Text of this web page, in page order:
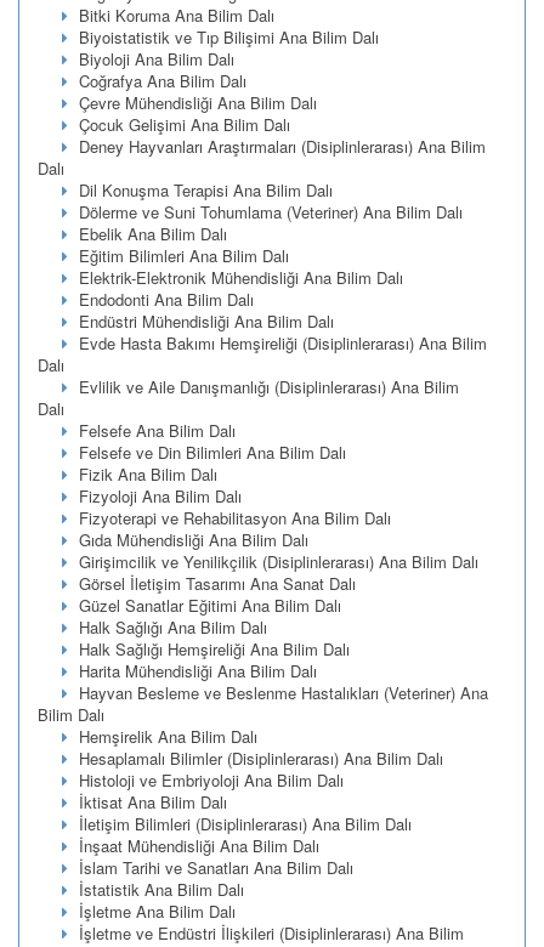
Bitki Koruma Ana Bilim Dalı
Biyoistatistik ve Tıp Bilişimi Ana Bilim Dalı
Biyoloji Ana Bilim Dalı
Coğrafya Ana Bilim Dalı
Çevre Mühendisliği Ana Bilim Dalı
Çocuk Gelişimi Ana Bilim Dalı
Deney Hayvanları Araştırmaları (Disiplinlerarası) Ana Bilim
Dalı
Dil Konuşma Terapisi Ana Bilim Dalı
Dölerme ve Suni Tohumlama (Veteriner) Ana Bilim Dalı
Ebelik Ana Bilim Dalı
Eğitim Bilimleri Ana Bilim Dalı
Elektrik-Elektronik Mühendisliği Ana Bilim Dalı
Endodonti Ana Bilim Dalı
Endüstri Mühendisliği Ana Bilim Dalı
Evde Hasta Bakımı Hemşireliği (Disiplinlerarası) Ana Bilim
Dalı
Evlilik ve Aile Danışmanlığı (Disiplinlerarası) Ana Bilim
Dalı
Felsefe Ana Bilim Dalı
Felsefe ve Din Bilimleri Ana Bilim Dalı
Fizik Ana Bilim Dalı
Fizyoloji Ana Bilim Dalı
Fizyoterapi ve Rehabilitasyon Ana Bilim Dalı
Gıda Mühendisliği Ana Bilim Dalı
Girişimcilik ve Yenilikçilik (Disiplinlerarası) Ana Bilim Dalı
Görsel İletişim Tasarımı Ana Sanat Dalı
Güzel Sanatlar Eğitimi Ana Bilim Dalı
Halk Sağlığı Ana Bilim Dalı
Halk Sağlığı Hemşireliği Ana Bilim Dalı
Harita Mühendisliği Ana Bilim Dalı
Hayvan Besleme ve Beslenme Hastalıkları (Veteriner) Ana
Bilim Dalı
Hemşirelik Ana Bilim Dalı
Hesaplamalı Bilimler (Disiplinlerarası) Ana Bilim Dalı
Histoloji ve Embriyoloji Ana Bilim Dalı
İktisat Ana Bilim Dalı
İletişim Bilimleri (Disiplinlerarası) Ana Bilim Dalı
İnşaat Mühendisliği Ana Bilim Dalı
İslam Tarihi ve Sanatları Ana Bilim Dalı
İstatistik Ana Bilim Dalı
İşletme Ana Bilim Dalı
İşletme ve Endüstri İlişkileri (Disiplinlerarası) Ana Bilim